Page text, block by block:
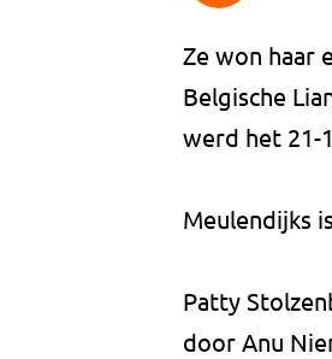
Ze won haar
Belgische
werd het 21-
Meulendijks
Patty
door Anu